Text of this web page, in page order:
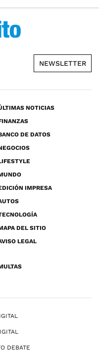
NEWSLETTER
NOTICIAS
DE DATOS
IMPRESA
DEL SITIO
LEGAL
DEBATE